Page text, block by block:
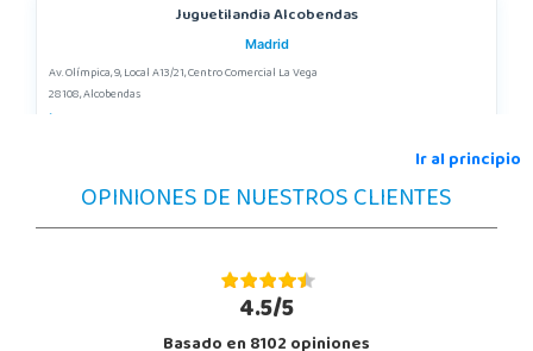
Juguetilandia Alcobendas
Madrid
Av. Olímpica, 9, Local A13/21, Centro Comercial La Vega
28108, Alcobendas
Juguetilandia Alicante Corfú
Alicante
Av. Doctor Jimenez Diaz, Local 2-B. Centro Comercial Isla de Corfú
Ir al principio
OPINIONES DE NUESTROS CLIENTES
4.5/5